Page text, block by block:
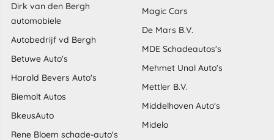
Dirk van den Bergh
automobiele
Autobedrijf vd Bergh
Betuwe Auto's
Harald Bevers Auto's
Biemolt Autos
BkeusAuto
Rene Bloem schade-auto's
Magic Cars
De Mars B.V.
MDE Schadeautos's
Mehmet Unal Auto's
Mettler B.V.
Middelhoven Auto's
Midelo